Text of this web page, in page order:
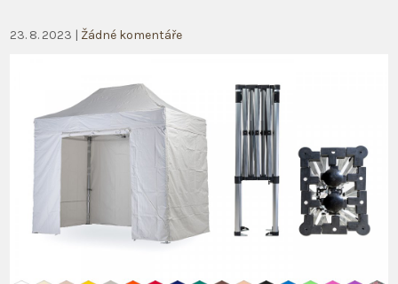
23. 8. 2023 | Žádné komentáře